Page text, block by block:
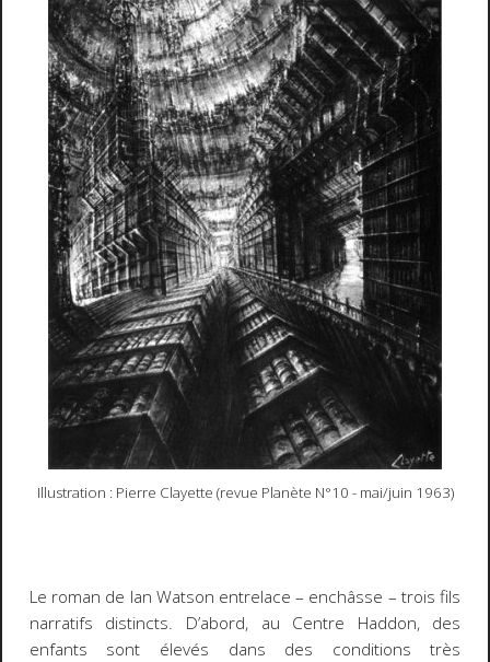
Illustration : Pierre Clayette (revue Planète N°10 - mai/juin 1963)
Le roman de Ian Watson entrelace – enchâsse – trois fils
narratifs distincts. D’abord, au Centre Haddon, des
enfants sont élevés dans des conditions très